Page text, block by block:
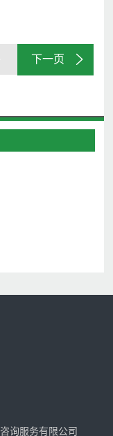
下一页
询服务有限公司